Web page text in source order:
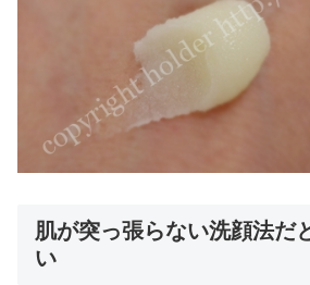
肌が突っ張らない洗顔法だ
い